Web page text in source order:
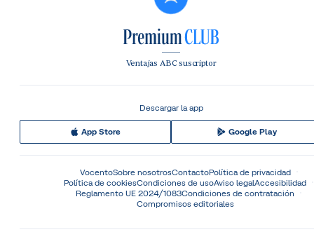
Ventajas ABC suscriptor
Descargar la app
App Store Google Play
VocentoSobre nosotrosContactoPolítica de privacidad
Política de cookiesCondiciones de usoAviso legalAccesibilidad
Reglamento UE 2024/1083Condiciones de contratación
Compromisos editoriales